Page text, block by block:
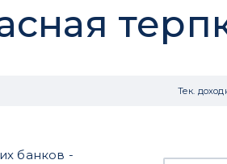
Тек.
банков -